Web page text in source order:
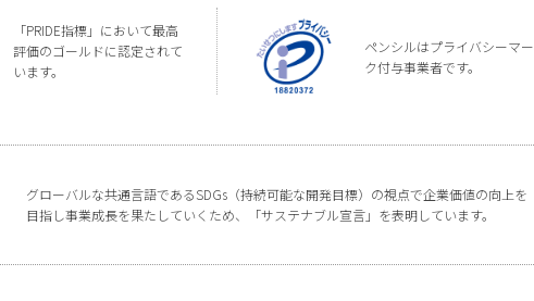
「PRIDE指標」において最高
評価のゴールドに認定されて
います。
ペンシルはプライバシーマー
ク付与事業者です。
グローバルな共通言語であるSDGs（持続可能な開発目標）の視点で企業価値の向上を
目指し事業成長を果たしていくため、「サステナブル宣言」を表明しています。